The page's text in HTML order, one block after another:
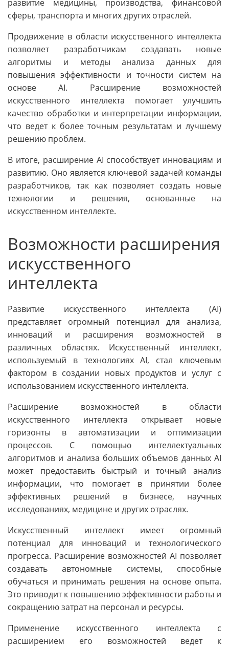
развитие медицины, производства, финансовой
сферы, транспорта и многих других отраслей.
Продвижение в области искусственного интеллекта
позволяет разработчикам создавать новые
алгоритмы и методы анализа данных для
повышения эффективности и точности систем на
основе AI. Расширение возможностей
искусственного интеллекта помогает улучшить
качество обработки и интерпретации информации,
что ведет к более точным результатам и лучшему
решению проблем.
В итоге, расширение AI способствует инновациям и
развитию. Оно является ключевой задачей команды
разработчиков, так как позволяет создать новые
технологии и решения, основанные на
искусственном интеллекте.
Возможности расширения
искусственного
интеллекта
Развитие искусственного интеллекта (AI)
представляет огромный потенциал для анализа,
инноваций и расширения возможностей в
различных областях. Искусственный интеллект,
используемый в технологиях AI, стал ключевым
фактором в создании новых продуктов и услуг с
использованием искусственного интеллекта.
Расширение возможностей в области
искусственного интеллекта открывает новые
горизонты в автоматизации и оптимизации
процессов. С помощью интеллектуальных
алгоритмов и анализа больших объемов данных AI
может предоставить быстрый и точный анализ
информации, что помогает в принятии более
эффективных решений в бизнесе, научных
исследованиях, медицине и других отраслях.
Искусственный интеллект имеет огромный
потенциал для инноваций и технологического
прогресса. Расширение возможностей AI позволяет
создавать автономные системы, способные
обучаться и принимать решения на основе опыта.
Это приводит к повышению эффективности работы и
сокращению затрат на персонал и ресурсы.
Применение искусственного интеллекта с
расширением его возможностей ведет к